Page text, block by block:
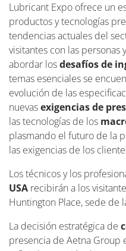
Lubricant Expo ofrece un
productos y tecnologías
tendencias actuales del
visitantes con las personas
abordar losdesafíos de
temas esenciales se
evolución de las
nuevasexigencias de
las tecnologías de los
plasmando el futuro de la
las exigencias de los
Los técnicos y los
USA recibirán a los
Huntington Place, sede de
La decisión estratégica de
presencia de Aetna